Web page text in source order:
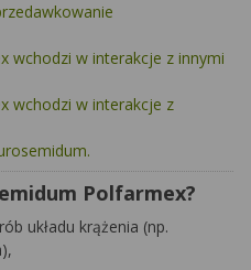
wchodzi w interakcje z innymi
wchodzi w interakcje z
Polfarmex?
układu krążenia (np.